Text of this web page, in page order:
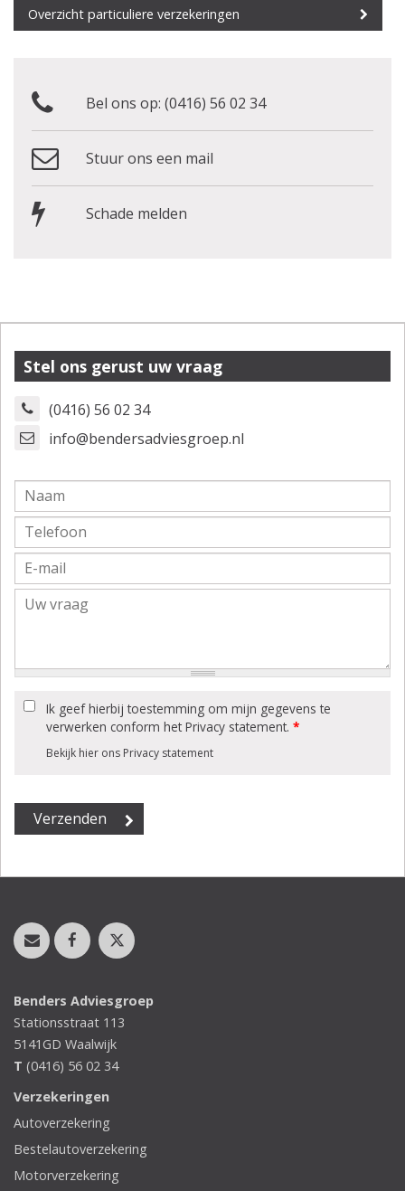
Overzicht particuliere verzekeringen
Bel ons op: (0416) 56 02 34
Stuur ons een mail
Schade melden
Stel ons gerust uw vraag
(0416) 56 02 34
info@bendersadviesgroep.nl
Ik geef hierbij toestemming om mijn gegevens te
verwerken conform het Privacy statement. *
Bekijk hier ons Privacy statement
Benders Adviesgroep
Stationsstraat 113
5141GD Waalwijk
T (0416) 56 02 34
Verzekeringen
Autoverzekering
Bestelautoverzekering
Motorverzekering